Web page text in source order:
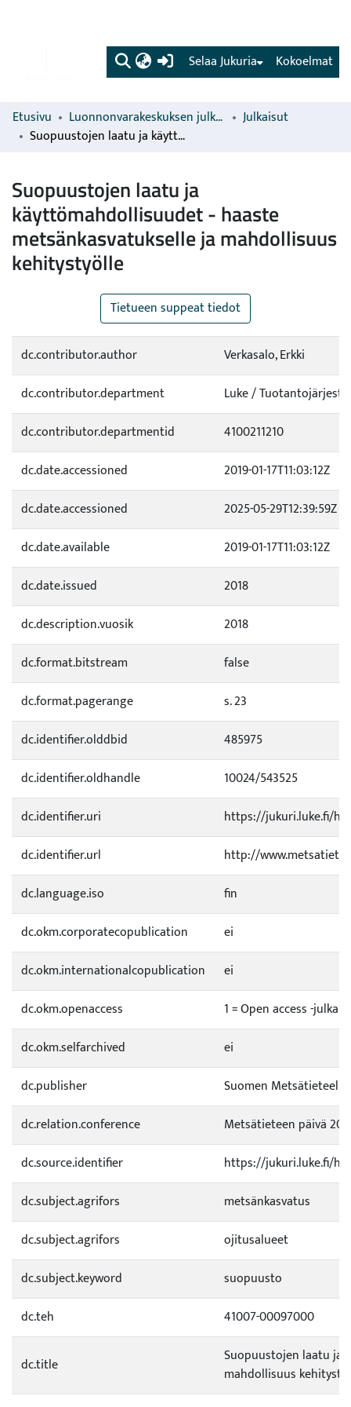
(current) Kokoelmat
Selaa Jukuria
Etusivu Luonnonvarakeskuksen julkaisut
Julkaisut
Suopuustojen laatu ja käyttömahdollisuudet - haaste metsänkasvatukselle ja mahdollisuus kehitystyölle
Suopuustojen laatu ja
käyttömahdollisuudet - haaste
metsänkasvatukselle ja mahdollisuus
kehitystyölle
Tietueen suppeat tiedot
dc.contributor.author
Verkasalo, Erkki
dc.contributor.department
Luke /
dc.contributor.departmentid
4100211210
dc.date.accessioned
2019-01-17T11:03:12Z
dc.date.accessioned
2025-05-29T12:39:59Z
dc.date.available
2019-01-17T11:03:12Z
dc.date.issued
2018
dc.description.vuosik
2018
dc.format.bitstream
false
dc.format.pagerange
s. 23
dc.identifier.olddbid
485975
dc.identifier.oldhandle
10024/543525
dc.identifier.uri
https://jukuri.luke.fi/
dc.identifier.url
http://
dc.language.iso
fin
dc.okm.corporatecopublication
ei
dc.okm.internationalcopublication
ei
dc.okm.openaccess
1 = Open access -
dc.okm.selfarchived
ei
dc.publisher
Suomen
dc.relation.conference
Metsätieteen päivä
dc.source.identifier
https://jukuri.luke.fi/
dc.subject.agrifors
metsänkasvatus
dc.subject.agrifors
ojitusalueet
dc.subject.keyword
suopuusto
dc.teh
41007-00097000
dc.title
Suopuustojen laatu ja
mahdollisuus